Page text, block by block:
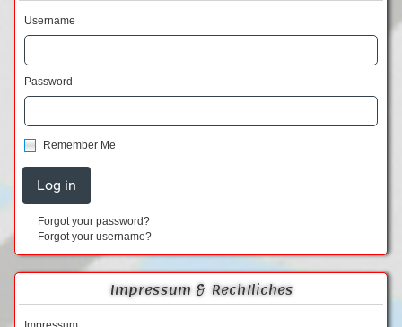
Username
Password
Remember Me
Forgot your password?
Forgot your username?
Impressum & Rechtliches